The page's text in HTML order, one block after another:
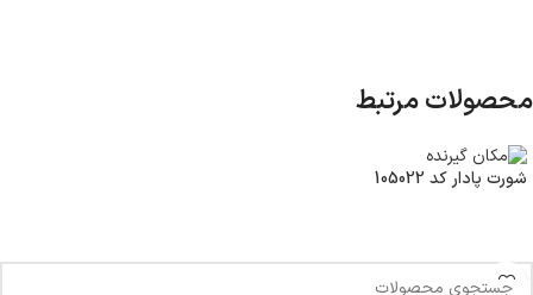
محصولات مرتبط
شورت پادار کد 105022